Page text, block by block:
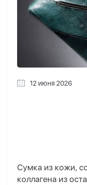
12 июня 2026
Сумка из кожи,
коллагена из